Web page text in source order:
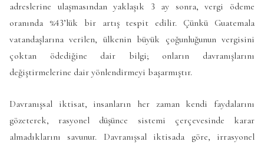
adreslerine ulaşmasından yaklaşık 3 ay sonra, vergi ödeme
oranında %43’lük bir artış tespit edilir. Çünkü Guatemala
vatandaşlarına verilen, ülkenin büyük çoğunluğunun vergisini
çoktan ödediğine dair bilgi; onların davranışlarını
değiştirmelerine dair yönlendirmeyi başarmıştır.
Davranışsal iktisat, insanların her zaman kendi faydalarını
gözeterek, rasyonel düşünce sistemi çerçevesinde karar
almadıklarını savunur. Davranışsal iktisada göre, irrasyonel